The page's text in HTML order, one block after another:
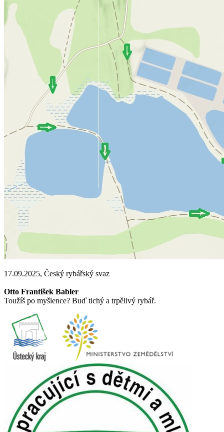
17.09.2025, Český rybářský svaz
Otto František Babler
Toužíš po myšlence? Buď tichý a trpělivý rybář.